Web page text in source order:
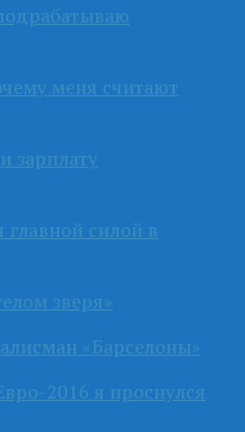
меня считают
зарплату
главной силой в
зверя»
«Барселоны»
2016 я проснулся